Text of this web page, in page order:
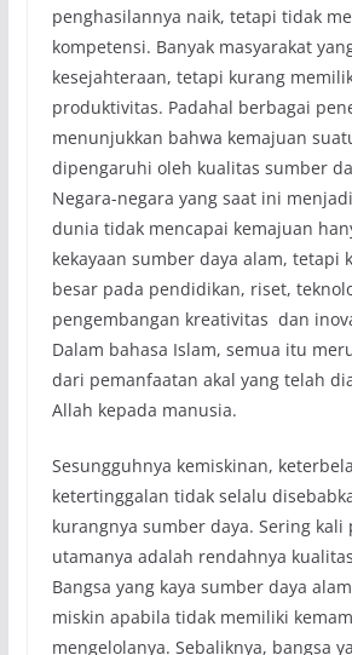
penghasilannya naik, tetapi tidak
kompetensi. Banyak masyarakat
kesejahteraan, tetapi kurang
produktivitas. Padahal berbagai
menunjukkan bahwa kemajuan
dipengaruhi oleh kualitas sumber
Negara-negara yang saat ini
dunia tidak mencapai kemajuan
kekayaan sumber daya alam, tetapi
besar pada pendidikan, riset,
pengembangan kreativitas dan
Dalam bahasa Islam, semua itu
dari pemanfaatan akal yang telah
Allah kepada manusia.
Sesungguhnya kemiskinan,
ketertinggalan tidak selalu
kurangnya sumber daya. Sering kali
utamanya adalah rendahnya
Bangsa yang kaya sumber daya
miskin apabila tidak memiliki
mengelolanya. Sebaliknya, bangsa